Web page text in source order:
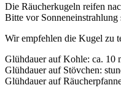
Die Räucherkugeln reifen
Bitte vor Sonneneinstrahlung
Wir empfehlen die Kugel zu
Glühdauer auf Kohle: ca. 10
Glühdauer auf Stövchen:
Glühdauer auf